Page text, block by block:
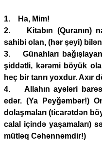
1. Ha, Mim!
2. Kitabın (Quranın)
sahibi olan, (hər şeyi)
3. Günahları
şiddətli, kərəmi böyük
heç bir tanrı yoxdur. Axır
4. Allahın ayələri
edər. (Ya Peyğəmbər!)
dolaşmaları (ticarətdən
calal içində yaşamaları)
mütləq Cəhənnəmdir!)